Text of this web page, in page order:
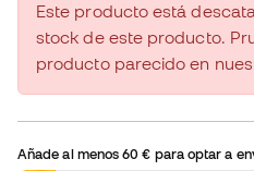
Este producto está
stock de este producto.
producto parecido en
Añade al menos60 € para optar a